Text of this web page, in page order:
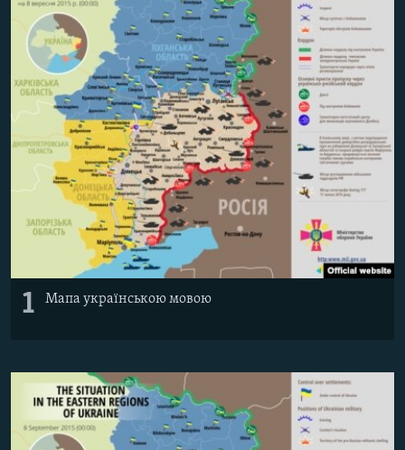
УКРАЇНСЬКА ПРОБЛЕМА КРИМУ
ІНФОГРАФІКА
ДОЛУЧАЙСЯ!
Усі сайти RFE/RL
1 Мапа українською мовою